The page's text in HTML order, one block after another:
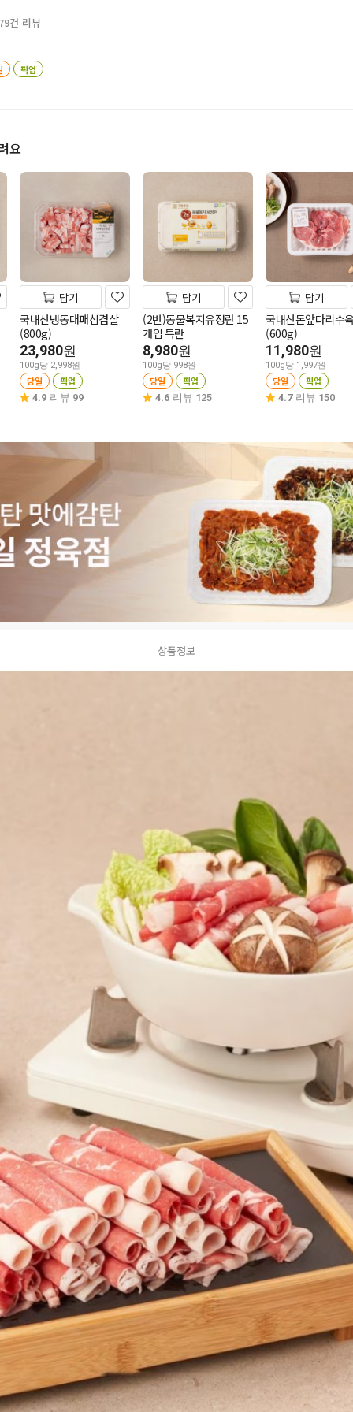
건 리뷰
픽업
요
담기
국내산냉동대패삼겹살
(800g)
23,980원
100g당 2,998원
당일 픽업
4.9 리뷰 99
담기
(2번)동물복지유정란 15
개입 특란
8,980원
100g당 998원
당일 픽업
4.6 리뷰 125
담기
국내산돈앞다리수
(600g)
11,980원
100g당 1,997원
당일 픽업
4.7 리뷰 150
상품정보